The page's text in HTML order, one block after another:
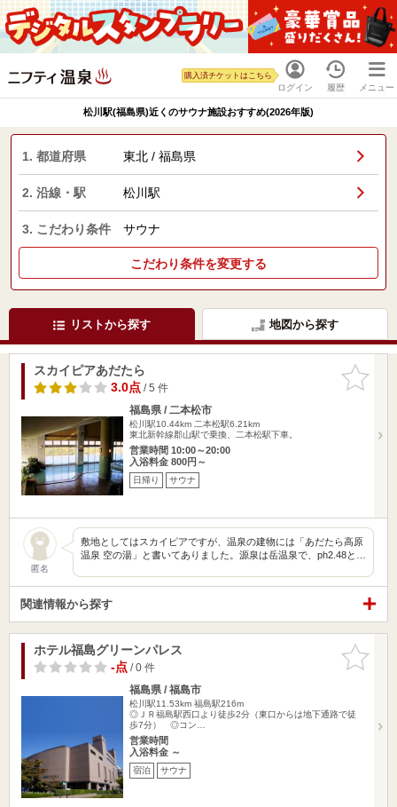
ログイン
購入済チケットはこちら
履歴 メニュー
松川駅(福島県)近くのサウナ施設おすすめ(2026年版)
1. 都道府県 東北 / 福島県
2. 沿線・駅 松川駅
3. こだわり条件 サウナ
こだわり条件を変更する
リストから探す 地図から探す
お気に入
りに追加
スカイピアあだたら
3.0点/ 5 件
福島県 / 二本松市
松川駅10.44km 二本松駅6.21km
東北新幹線郡山駅で乗換、二本松駅下車。
営業時間 10:00～20:00
入浴料金 800円～
日帰り サウナ
匿名
敷地としてはスカイピアですが、温泉の建物には「あだたら高原
温泉 空の湯」と書いてありました。源泉は岳温泉で、ph2.48と…
関連情報から探す
お気に入
りに追加
ホテル福島グリーンパレス
-点/ 0 件
福島県 / 福島市
松川駅11.53km 福島駅216m
◎ＪＲ福島駅西口より徒歩2分（東口からは地下通路で徒
歩7分） ◎コン…
営業時間
入浴料金 ～
宿泊 サウナ